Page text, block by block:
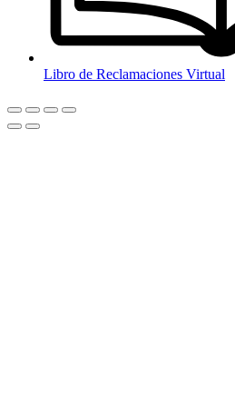
Libro de Reclamaciones Virtual